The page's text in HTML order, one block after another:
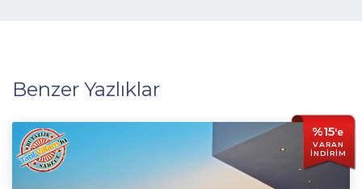
Benzer Yazlıklar
%15'e
VARAN
İNDİRİM